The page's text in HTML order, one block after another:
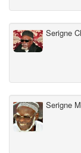
Serigne
Serigne